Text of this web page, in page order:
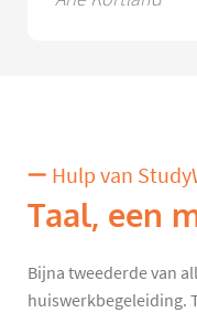
Hulp van
Taal, een
Bijna tweederde van
huiswerkbegeleiding.